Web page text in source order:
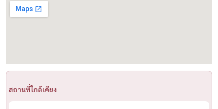
– ทำเลเดินทางสะดวก ใกล้ทั้งห้าง ทางด่วน และรถไฟฟ้า
– Digital Door Lock
– ม่านโปร่ง + ม่านกัน UV ทั้งห้อง
สถานที่ใกล้เคียง